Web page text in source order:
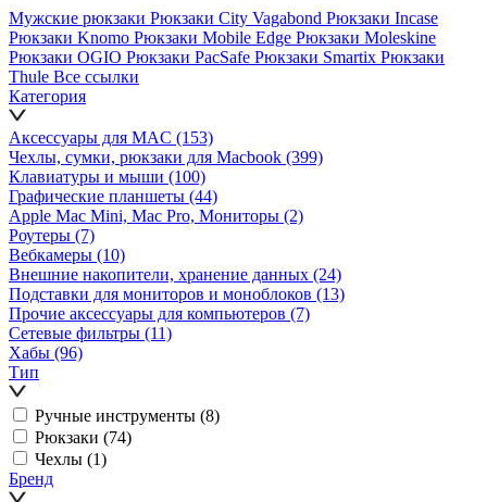
Мужские рюкзаки Рюкзаки City Vagabond Рюкзаки Incase
Рюкзаки Knomo Рюкзаки Mobile Edge Рюкзаки Moleskine
Рюкзаки OGIO Рюкзаки PacSafe Рюкзаки Smartix Рюкзаки
Thule Все ссылки
Категория
Аксессуары для MAC (153)
Чехлы, сумки, рюкзаки для Macbook (399)
Клавиатуры и мыши (100)
Графические планшеты (44)
Apple Mac Mini, Mac Pro, Мониторы (2)
Роутеры (7)
Вебкамеры (10)
Внешние накопители, хранение данных (24)
Подставки для мониторов и моноблоков (13)
Прочие аксессуары для компьютеров (7)
Сетевые фильтры (11)
Хабы (96)
Тип
Ручные инструменты (8)
Рюкзаки (74)
Чехлы (1)
Бренд